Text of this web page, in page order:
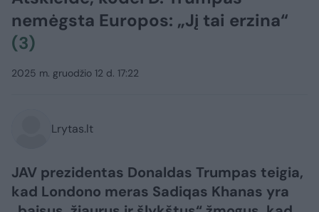
nemėgsta Europos: „Jį tai erzina“
(3)
2025 m. gruodžio 12 d. 17:22
Lrytas.lt
JAV prezidentas Donaldas Trumpas teigia,
kad Londono meras Sadiqas Khanas yra